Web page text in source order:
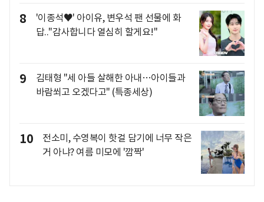
8
'이종석♥' 아이유, 변우석 팬 선물에 화
답.."감사합니다 열심히 할게요!"
9
김태형 "세 아들 살해한 아내…아이들과
바람쐬고 오겠다고" (특종세상)
10
전소미, 수영복이 핫걸 담기에 너무 작은
거 아냐? 여름 미모에 '깜짝'